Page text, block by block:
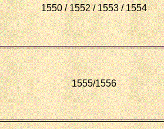
1550 / 1552 / 1553 / 1554
1555/1556